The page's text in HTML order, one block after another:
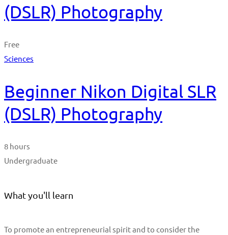
(DSLR) Photography
Free
Sciences
Beginner Nikon Digital SLR
(DSLR) Photography
8 hours
Undergraduate
What you'll learn
To promote an entrepreneurial spirit and to consider the